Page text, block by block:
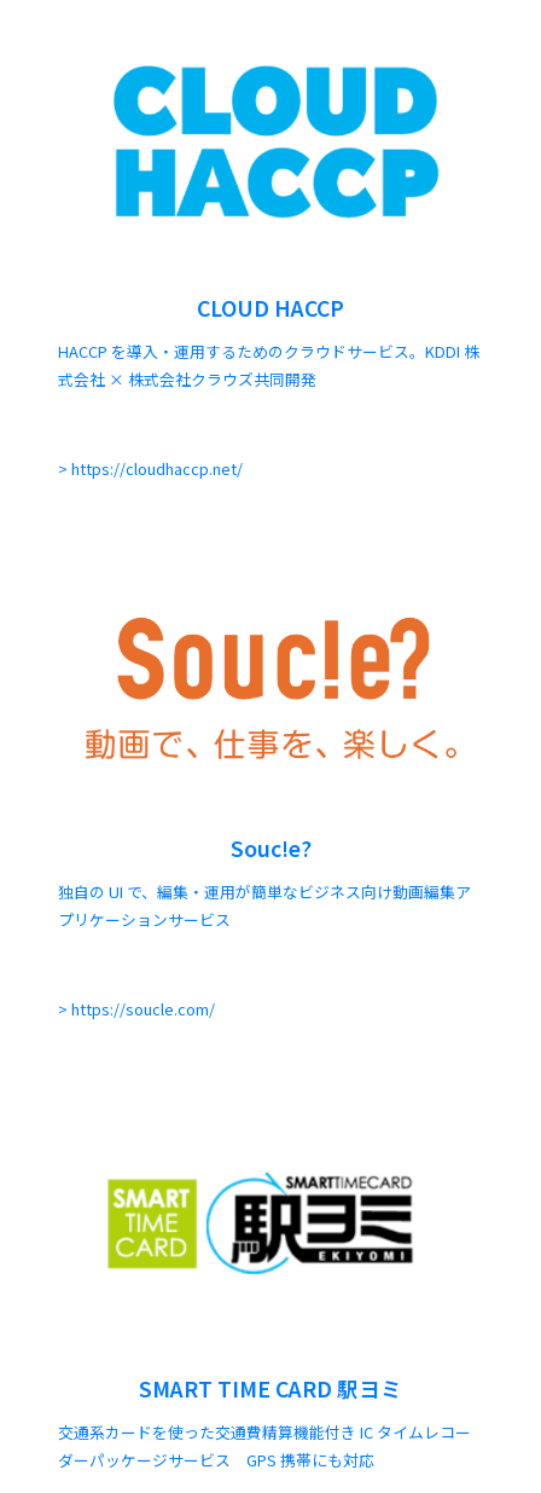
CLOUD HACCP
HACCP を導入・運用するためのクラウドサービス。KDDI 株
式会社 × 株式会社クラウズ共同開発
https://cloudhaccp.net/
Souc!e?
独自の UI で、編集・運用が簡単なビジネス向け動画編集ア
プリケーションサービス
https://soucle.com/
SMART TIME CARD 駅ヨミ
交通系カードを使った交通費精算機能付き IC タイムレコー
ダーパッケージサービス GPS 携帯にも対応